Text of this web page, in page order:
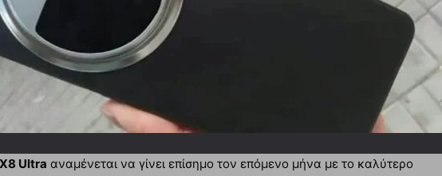
Ultra αναμένεται να γίνει επίσημο τον επόμενο μήνα με το καλύτερο